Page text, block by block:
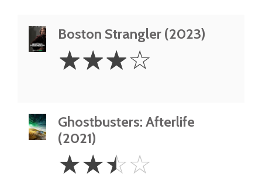
Boston Strangler (2023)
Stars
☆☆☆☆
Ghostbusters: Afterlife
(2021)
2.5
Stars
☆☆☆☆